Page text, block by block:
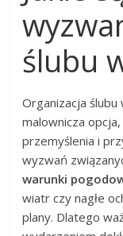
ślubu
Organizacja
malownicza
przemyślenia i
wyzwań
warunki
wiatr czy nagłe
plany. Dlatego